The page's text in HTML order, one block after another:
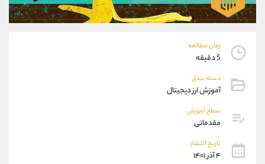
زمان مطالعه
5 دقیقه
دسته بندی
آموزش ارز دیجیتال
سطح آموزش
مقدماتی
تاریخ انتشار
۴ آذر ۱۴۰۱
09304891085
واتساپ شروع گفتگو
داخلی
پشتیبان فروش
واتساپ
داخلی